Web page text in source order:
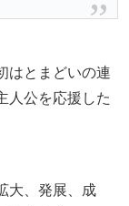
はとまどいの連
人公を応援した
大、発展、成